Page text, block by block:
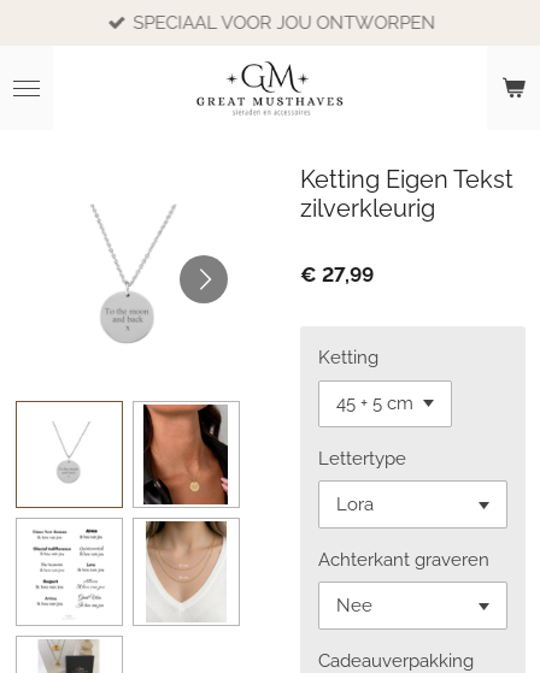
naar
de
SPECIAAL VOOR JOU ONTWORPEN
Ketting Eigen Tekst
zilverkleurig
€ 27,99
Ketting
Lettertype
Achterkant graveren
Cadeauverpakking